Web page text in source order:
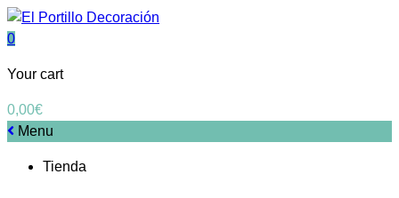
0
Your cart
0,00€
Menu
Tienda